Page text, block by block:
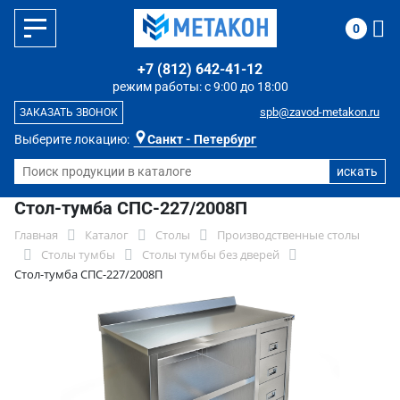
Выберите локацию: Санкт - Петербург
режим работы: с 9:00 до 18:00
+7 (812) 642-41-12
spb@zavod-metakon.ru
ЗАКАЗАТЬ ЗВОНОК
0
Стол-тумба СПС-227/2008П
Главная Каталог Столы
Производственные столы
Столы тумбы
Столы тумбы без дверей
Стол-тумба СПС-227/2008П